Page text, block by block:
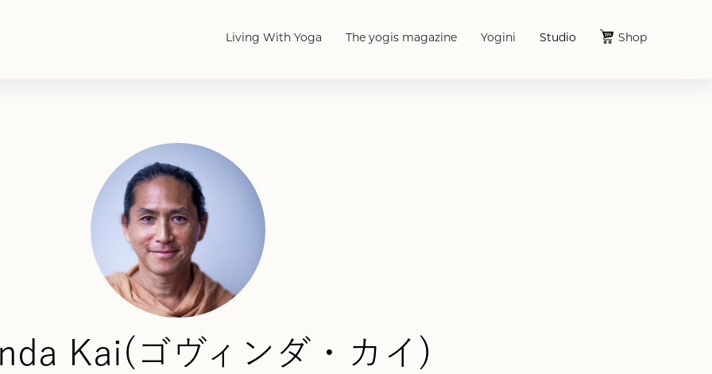
Living With Yoga The yogis magazine Yogini Studio Shop
Kai(ゴヴィンダ・カイ)